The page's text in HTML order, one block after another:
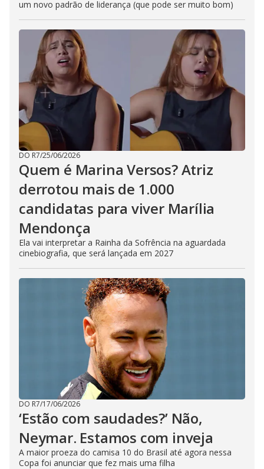
um novo padrão de liderança (que pode ser muito bom)
DO R7/25/06/2026
Quem é Marina Versos? Atriz
derrotou mais de 1.000
candidatas para viver Marília
Mendonça
Ela vai interpretar a Rainha da Sofrência na aguardada
cinebiografia, que será lançada em 2027
DO R7/17/06/2026
‘Estão com saudades?’ Não,
Neymar. Estamos com inveja
A maior proeza do camisa 10 do Brasil até agora nessa
Copa foi anunciar que fez mais uma filha